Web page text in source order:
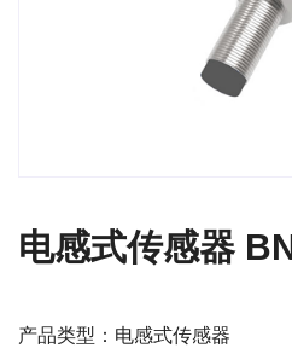
电感式传感器
产品类型：电感式传感器